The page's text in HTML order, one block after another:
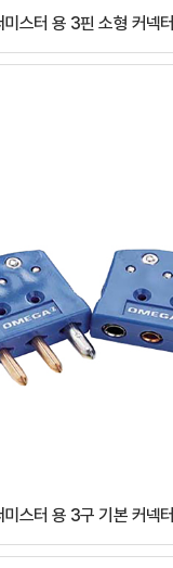
스터 용 3핀 소형 커넥터
스터 용 3구 기본 커넥터